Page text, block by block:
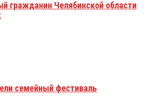
гражданин Челябинской области
семейный фестиваль